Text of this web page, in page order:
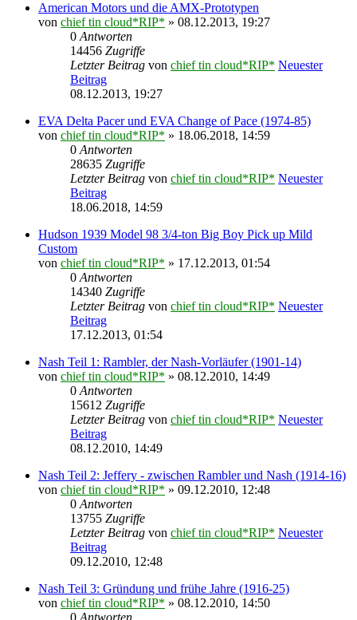
American Motors und die AMX-Prototypen
von chief tin cloud*RIP* » 08.12.2013, 19:27
0 Antworten
14456 Zugriffe
Letzter Beitrag von chief tin cloud*RIP* Neuester
Beitrag
08.12.2013, 19:27
EVA Delta Pacer und EVA Change of Pace (1974-85)
von chief tin cloud*RIP* » 18.06.2018, 14:59
0 Antworten
28635 Zugriffe
Letzter Beitrag von chief tin cloud*RIP* Neuester
Beitrag
18.06.2018, 14:59
Hudson 1939 Model 98 3/4-ton Big Boy Pick up Mild
Custom
von chief tin cloud*RIP* » 17.12.2013, 01:54
0 Antworten
14340 Zugriffe
Letzter Beitrag von chief tin cloud*RIP* Neuester
Beitrag
17.12.2013, 01:54
Nash Teil 1: Rambler, der Nash-Vorläufer (1901-14)
von chief tin cloud*RIP* » 08.12.2010, 14:49
0 Antworten
15612 Zugriffe
Letzter Beitrag von chief tin cloud*RIP* Neuester
Beitrag
08.12.2010, 14:49
Nash Teil 2: Jeffery - zwischen Rambler und Nash (1914-16)
von chief tin cloud*RIP* » 09.12.2010, 12:48
0 Antworten
13755 Zugriffe
Letzter Beitrag von chief tin cloud*RIP* Neuester
Beitrag
09.12.2010, 12:48
Nash Teil 3: Gründung und frühe Jahre (1916-25)
von chief tin cloud*RIP* » 08.12.2010, 14:50
0 Antworten